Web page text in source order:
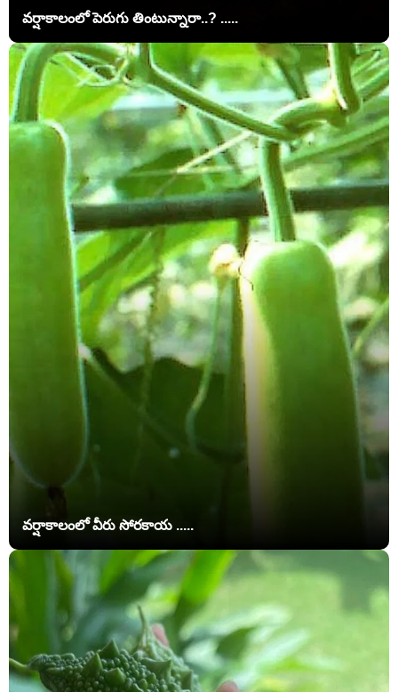
వర్షాకాలంలో పెరుగు తింటున్నారా..? .....
వర్షాకాలంలో వీరు సోరకాయ .....